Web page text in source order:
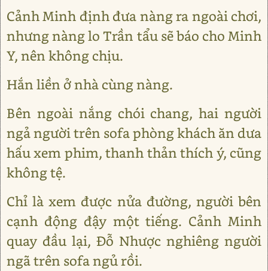
Cảnh Minh định đưa nàng ra ngoài chơi,
nhưng nàng lo Trần tẩu sẽ báo cho Minh
Y, nên không chịu.
Hắn liền ở nhà cùng nàng.
Bên ngoài nắng chói chang, hai người
ngả người trên sofa phòng khách ăn dưa
hấu xem phim, thanh thản thích ý, cũng
không tệ.
Chỉ là xem được nửa đường, người bên
cạnh động đậy một tiếng. Cảnh Minh
quay đầu lại, Đỗ Nhược nghiêng người
ngã trên sofa ngủ rồi.